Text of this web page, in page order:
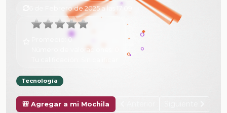
6 de Febrero de 2025 a las 17:09
0
Número de valoraciones:
Tecnología
🎒 Agregar a mi Mochila